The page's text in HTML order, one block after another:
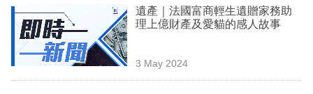
遺產｜法國富商輕生遺贈家務助
理上億財產及愛貓的感人故事
3 May 2024